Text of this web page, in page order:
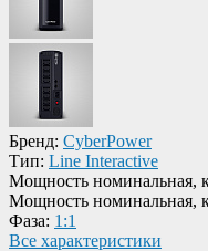
Бренд: CyberPower
Тип: Line Interactive
Мощность номинальная,
Мощность номинальная,
Фаза: 1:1
Все характеристики